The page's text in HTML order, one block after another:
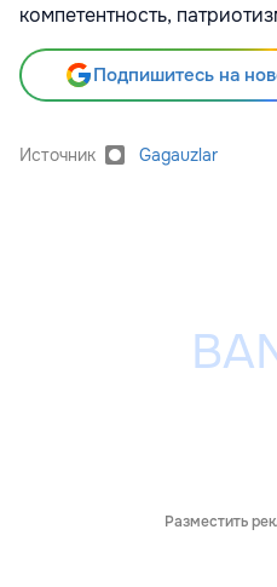
компетентность,
Подпишитесь на
Источник Gagauzlar
Разместить